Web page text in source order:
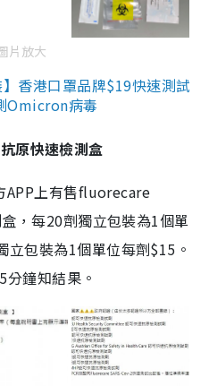
片放大
香港口罩品牌$19快速測試
Omicron病毒
原快速檢測盒
APP上有售fluorecare
，每20劑獨立包裝為1個單
包裝為1個單位每劑$15。
鐘知結果。